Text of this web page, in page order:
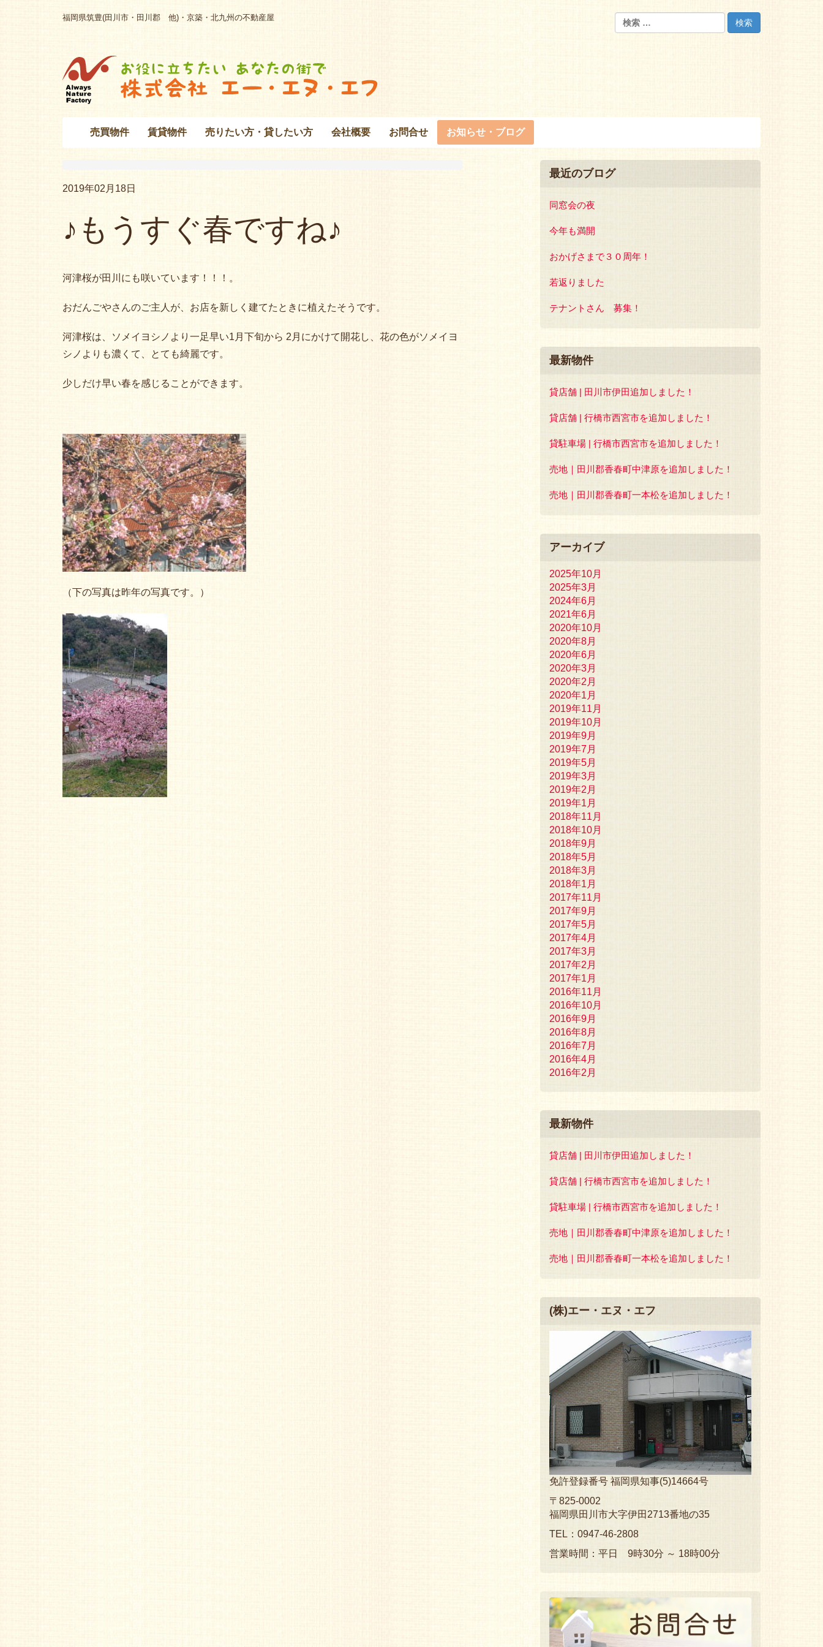
福岡県筑豊(田川市・田川郡 他)・京築・北九州の不動産屋
売買物件 賃貸物件 売りたい方・貸したい方 会社概要 お問合せ お知らせ・ブログ
2019年02月18日
♪もうすぐ春ですね♪
河津桜が田川にも咲いています！！！。
おだんごやさんのご主人が、お店を新しく建てたときに植えたそうです。
河津桜は、ソメイヨシノより一足早い1月下旬から 2月にかけて開花し、花の色がソメイヨ
シノよりも濃くて、とても綺麗です。
少しだけ早い春を感じることができます。
（下の写真は昨年の写真です。）
最近のブログ
同窓会の夜
今年も満開
おかげさまで３０周年！
若返りました
テナントさん 募集！
最新物件
貸店舗 | 田川市伊田追加しました！
貸店舗 | 行橋市西宮市を追加しました！
貸駐車場 | 行橋市西宮市を追加しました！
売地｜田川郡香春町中津原を追加しました！
売地｜田川郡香春町一本松を追加しました！
アーカイブ
2025年10月
2025年3月
2024年6月
2021年6月
2020年10月
2020年8月
2020年6月
2020年3月
2020年2月
2020年1月
2019年11月
2019年10月
2019年9月
2019年7月
2019年5月
2019年3月
2019年2月
2019年1月
2018年11月
2018年10月
2018年9月
2018年5月
2018年3月
2018年1月
2017年11月
2017年9月
2017年5月
2017年4月
2017年3月
2017年2月
2017年1月
2016年11月
2016年10月
2016年9月
2016年8月
2016年7月
2016年4月
2016年2月
最新物件
貸店舗 | 田川市伊田追加しました！
貸店舗 | 行橋市西宮市を追加しました！
貸駐車場 | 行橋市西宮市を追加しました！
売地｜田川郡香春町中津原を追加しました！
売地｜田川郡香春町一本松を追加しました！
(株)エー・エヌ・エフ
免許登録番号 福岡県知事(5)14664号
〒825-0002
福岡県田川市大字伊田2713番地の35
TEL：0947-46-2808
営業時間：平日 9時30分 ～ 18時00分